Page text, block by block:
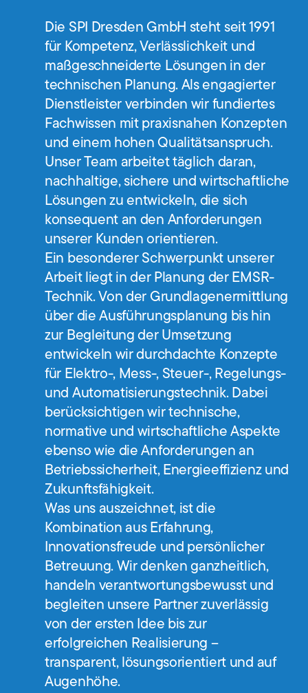
Die SPI Dresden GmbH steht seit 1991
für Kompetenz, Verlässlichkeit und
maßgeschneiderte Lösungen in der
technischen Planung. Als engagierter
Dienstleister verbinden wir fundiertes
Fachwissen mit praxisnahen Konzepten
und einem hohen Qualitätsanspruch.
Unser Team arbeitet täglich daran,
nachhaltige, sichere und wirtschaftliche
Lösungen zu entwickeln, die sich
konsequent an den Anforderungen
unserer Kunden orientieren.
Ein besonderer Schwerpunkt unserer
Arbeit liegt in der Planung der EMSR-
Technik. Von der Grundlagenermittlung
über die Ausführungsplanung bis hin
zur Begleitung der Umsetzung
entwickeln wir durchdachte Konzepte
für Elektro-, Mess-, Steuer-, Regelungs-
und Automatisierungstechnik. Dabei
berücksichtigen wir technische,
normative und wirtschaftliche Aspekte
ebenso wie die Anforderungen an
Betriebssicherheit, Energieeffizienz und
Zukunftsfähigkeit.
Was uns auszeichnet, ist die
Kombination aus Erfahrung,
Innovationsfreude und persönlicher
Betreuung. Wir denken ganzheitlich,
handeln verantwortungsbewusst und
begleiten unsere Partner zuverlässig
von der ersten Idee bis zur
erfolgreichen Realisierung –
transparent, lösungsorientiert und auf
Augenhöhe.